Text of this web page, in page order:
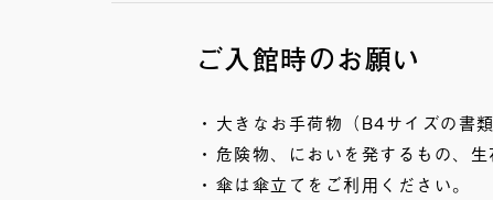
ご入館時のお願い
大きなお手荷物（B4サイズの書
危険物、においを発するもの、
傘は傘立てをご利用ください。